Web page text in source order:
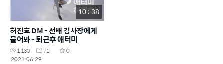
10 : 38
허진호 DM - 선배 김사장에게
물어봐 - 퇴근후 애터미
1,130 71
0
2021.06.29